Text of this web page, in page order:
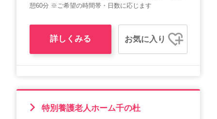
憩60分 ※ご希望の時間帯・日数に応じます
詳しくみる お気に入り
特別養護老人ホーム千の杜